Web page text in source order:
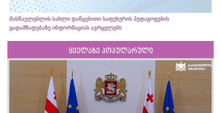
მასწავლებლის სახლი დაწყებითი საფეხურის პედაგოგების
გადამზადებაზე ინფორმაციას ავრცელებს
ყველაზე პოპულარული